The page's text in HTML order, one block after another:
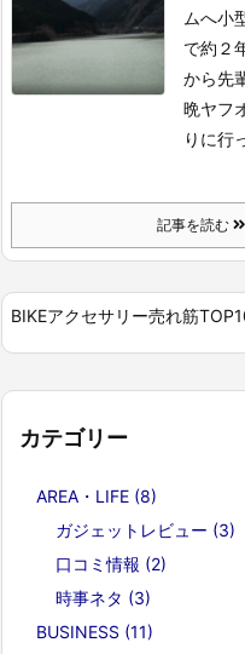
ムへ小
で約２
から先
晩ヤフ
りに行
記事を読む
BIKEアクセサリー売れ筋
カテゴリー
AREA・LIFE (8)
ガジェットレビュー (3)
口コミ情報 (2)
時事ネタ (3)
BUSINESS (11)